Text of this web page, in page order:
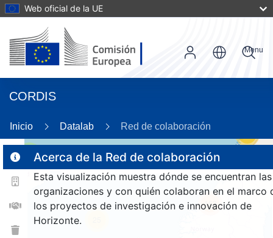
Web oficial de la UE
CORDIS
Menu
Inicio Datalab Red de colaboración
Acerca de la Red de colaboración
Esta visualización muestra dónde se encuentran las
organizaciones y con quién colaboran en el marco
los proyectos de investigación e innovación de
Horizonte.
163